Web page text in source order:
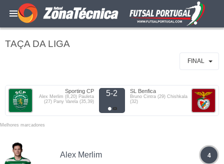
TAÇA DA LIGA
FINAL
Sporting CP
Alex Merlim (8,20) Pauleta
(27) Pany Varela (35,39)
5-2 SL Benfica
Bruno Cintra (29) Chishkala
(32)
Melhores marcadores
Alex Merlim 4